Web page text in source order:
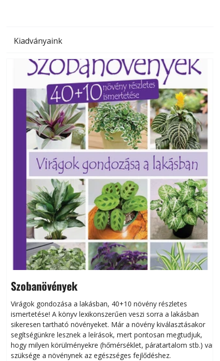
Kiadványaink
Szobanövények
Virágok gondozása a lakásban, 40+10 növény részletes
ismertetése! A könyv lexikonszerűen veszi sorra a lakásban
sikeresen tart­ha­tó növényeket. Már a növény kiválasztásakor
segítségünkre lesznek a leírások, mert pontosan megtudjuk,
hogy milyen körülményekre (hőmérséklet, páratartalom stb.) van
szüksége a növénynek az egészséges fejlődéshez.